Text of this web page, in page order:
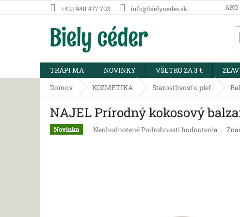
na
+421 948 477 702 info@bielyceder.sk
TRÁPI MA NOVINKY VŠETKO ZA 3 €
Domov
KOZMETIKA Starostlivosť o pleť
NAJEL Prírodný kokosový
Novinka
Priemerné
NeohodnotenéPodrobnosti hodnotenia